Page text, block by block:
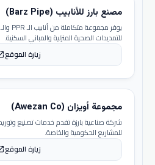
مصنع بارز للأنابيب (Barz Pipe)
للتمديدات الصحية المنزلية والمباني السكنية.
زيارة الموقع
مجموعة أويزان (Awezan Co)
شركة صناعية بارزة تقدم خدمات تصنيع وتوريد
للمشاريع الحكومية والخاصة.
زيارة الموقع